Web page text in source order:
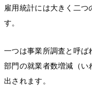
雇用統計には大きく二つ
す。
一つは事業所調査と呼ば
部門の就業者数増減（い
出されます。